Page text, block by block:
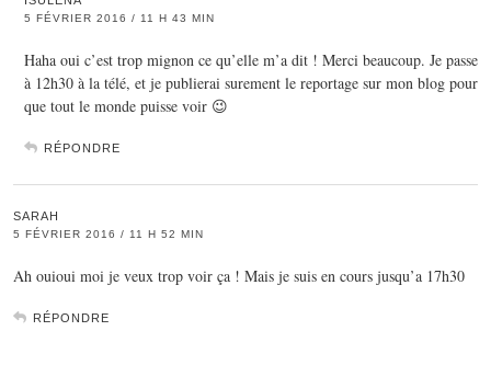
5 FÉVRIER 2016 / 11 H 43 MIN
Haha oui c’est trop mignon ce qu’elle m’a dit ! Merci beaucoup. Je passe
à 12h30 à la télé, et je publierai surement le reportage sur mon blog pour
que tout le monde puisse voir 😉
RÉPONDRE
SARAH
5 FÉVRIER 2016 / 11 H 52 MIN
Ah ouioui moi je veux trop voir ça ! Mais je suis en cours jusqu’a 17h30
RÉPONDRE